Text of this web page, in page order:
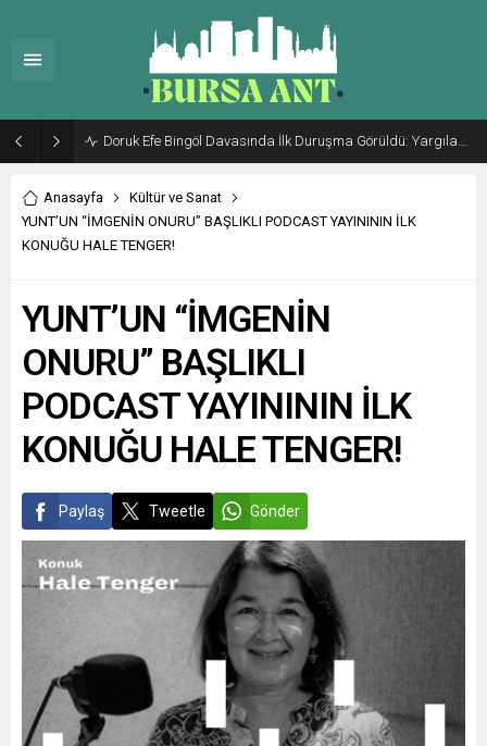
Doruk Efe Bingöl Davasında İlk Duruşma Görüldü: Yargılama 20 Ekim 2026’ya Ertelendi
Anasayfa
Kültür ve Sanat
YUNT’UN “İMGENİN ONURU” BAŞLIKLI PODCAST YAYINININ İLK
KONUĞU HALE TENGER!
YUNT’UN “İMGENİN
ONURU” BAŞLIKLI
PODCAST YAYINININ İLK
KONUĞU HALE TENGER!
Paylaş Tweetle Gönder